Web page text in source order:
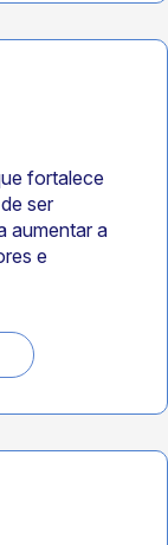
fortalece
ser
aumentar a
e